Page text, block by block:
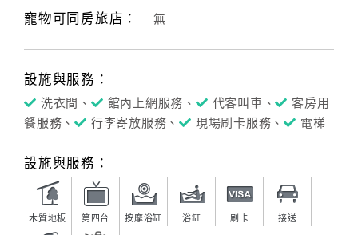
詢
房
Q&A
國
訂
寵物可同房旅店： 無
設施與服務：
洗衣間、 館內上網服務、 代客叫車、
客房用
餐服務、
行李寄放服務、 現場刷卡服務、 電梯
設施與服務：
木質地板 第四台 按摩浴缸 浴缸 刷卡 接送